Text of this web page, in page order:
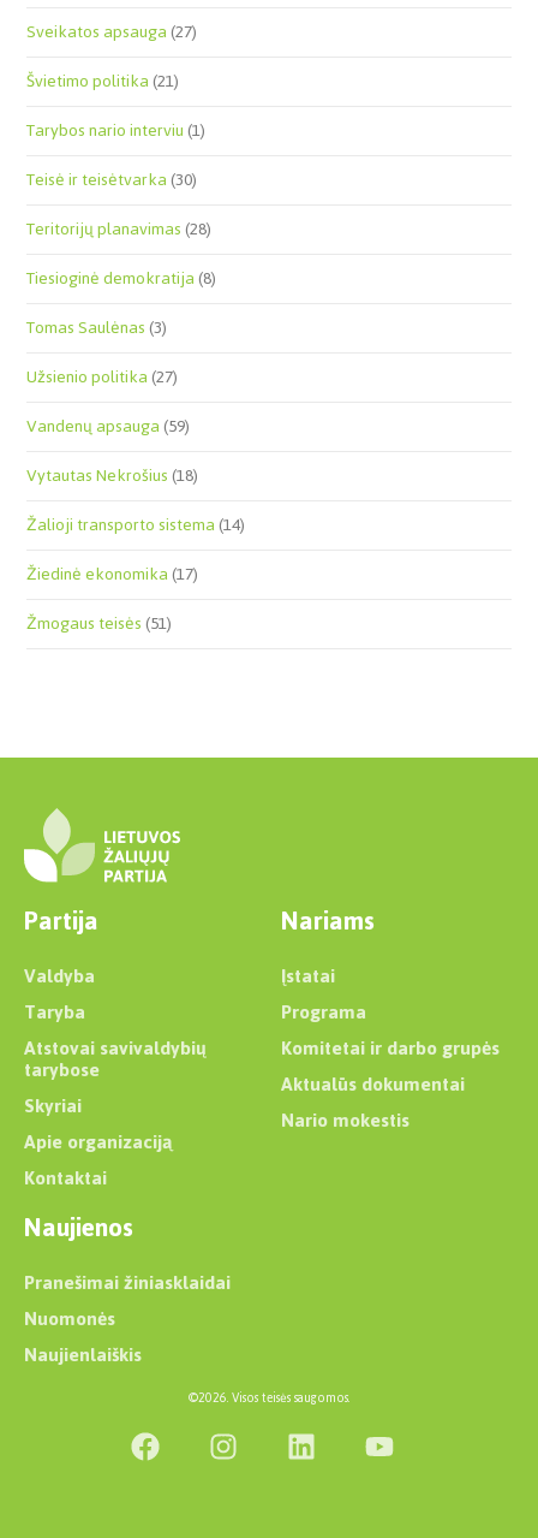
Sveikatos apsauga(27)
Švietimo politika(21)
Tarybos nario interviu(1)
Teisė ir teisėtvarka(30)
Teritorijų planavimas(28)
Tiesioginė demokratija(8)
Tomas Saulėnas(3)
Užsienio politika(27)
Vandenų apsauga(59)
Vytautas Nekrošius(18)
Žalioji transporto sistema(14)
Žiedinė ekonomika(17)
Žmogaus teisės(51)
Partija
Valdyba
Taryba
Atstovai savivaldybių
tarybose
Skyriai
Apie organizaciją
Kontaktai
Nariams
Įstatai
Programa
Komitetai ir darbo grupės
Aktualūs dokumentai
Nario mokestis
Naujienos
Pranešimai žiniasklaidai
Nuomonės
Naujienlaiškis
©2026. Visos teisės saugomos.